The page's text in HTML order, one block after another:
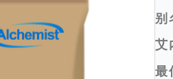
别
艾
最